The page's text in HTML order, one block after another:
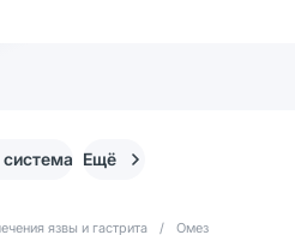
Ещё
язвы и гастрита / Омез